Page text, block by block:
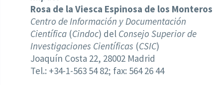
Rosa de la Viesca Espinosa de los Monteros
Centro de Información y Documentación
Científica (Cindoc) del Consejo Superior de
Investigaciones Científicas (CSIC)
Joaquín Costa 22, 28002 Madrid
Tel.: +34-1-563 54 82; fax: 564 26 44